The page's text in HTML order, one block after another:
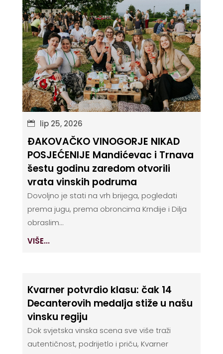
lip 25, 2026
ĐAKOVAČKO VINOGORJE NIKAD
POSJEĆENIJE Mandićevac i Trnava
šestu godinu zaredom otvorili
vrata vinskih podruma
Dovoljno je stati na vrh brijega, pogledati
prema jugu, prema obroncima Krndije i Dilja
obraslim...
VIŠE...
Kvarner potvrdio klasu: čak 14
Decanterovih medalja stiže u našu
vinsku regiju
Dok svjetska vinska scena sve više traži
autentičnost, podrijetlo i priču, Kvarner